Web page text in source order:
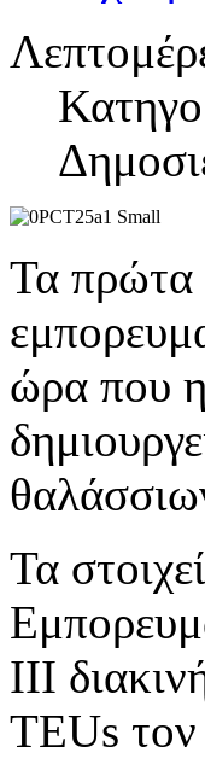
Τα πρώτα
ώρα που
Τα
ΙΙΙ
TEUs